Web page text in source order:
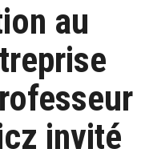
au
invité